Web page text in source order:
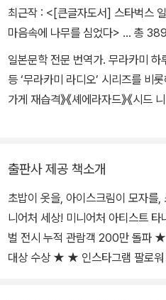
람객 수 320만 명을 기록했고, 인
파했다. 『미니어처 라이프
N』, 『미니어처 라이프 앳 홈
작품집을 펴냈다. 첫 그림책 『작고
OE 그림책 서점 대상 입상과 신인
최근작 : <[큰글자도서] 스타벅스
마음속에 나무를 심었다> … 총
일본문학 전문 번역가. 무라카미 하
등 ‘무라카미 라디오’ 시리즈를 비롯
가게 재습격》《셰에라자드》《시드
출판사 제공 책소개
초밥이 옷을, 아이스크림이 모자를,
니어처 세상! 미니어처 아티스트 타나
벌 전시 누적 관람객 200만 돌파
대상 수상 ★ ★ 인스타그램 팔로워 380만 ★ 세계